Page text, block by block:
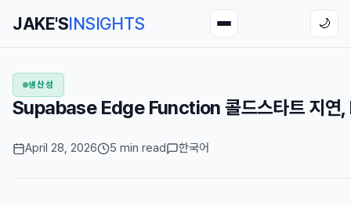
JAKE'SINSIGHTS 🌙
생산성
Supabase Edge Function 콜드스타트 지연,
April 28, 2026 5 min read 한국어